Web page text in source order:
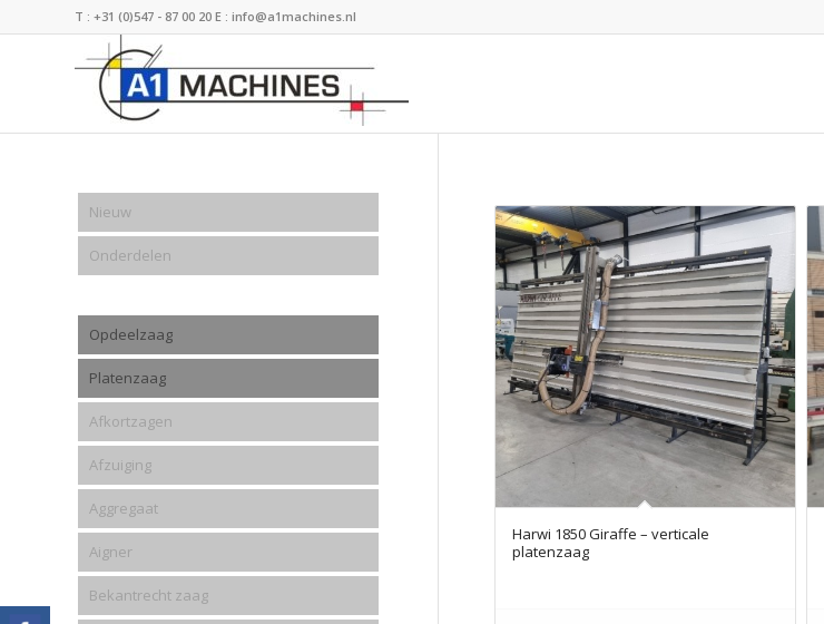
T : +31 (0)547 - 87 00 20 E : info@a1machines.nl
Harwi 1850 Giraffe – verticale
platenzaag
Nieuw
Onderdelen
Opdeelzaag
Platenzaag
Afkortzagen
Afzuiging
Aggregaat
Aigner
Bekantrecht zaag